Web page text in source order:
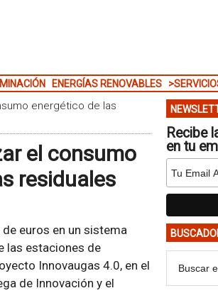
ENERGÍAS RENOVABLES
energético de las
el consumo
residuales
euros en un sistema
las estaciones de
Innovaugas 4.0, en el
de Innovación y el
Recibe
en tu